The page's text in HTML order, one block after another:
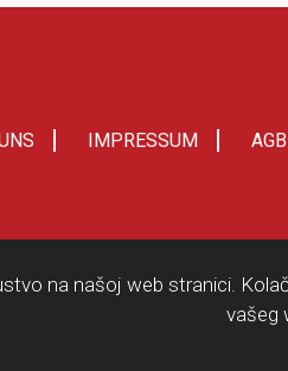
IMPRESSUM AGB
na našoj web stranici.
vašeg